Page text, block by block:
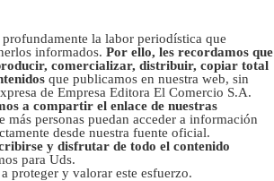
la labor periodística que
informados. Por ello, les recordamos que
comercializar, distribuir, copiar total
que publicamos en nuestra web, sin
de Empresa Editora El Comercio S.A.
a compartir el enlace de nuestras
más personas puedan acceder a información
desde nuestra fuente oficial.
y disfrutar de todo el contenido
para Uds.
proteger y valorar este esfuerzo.